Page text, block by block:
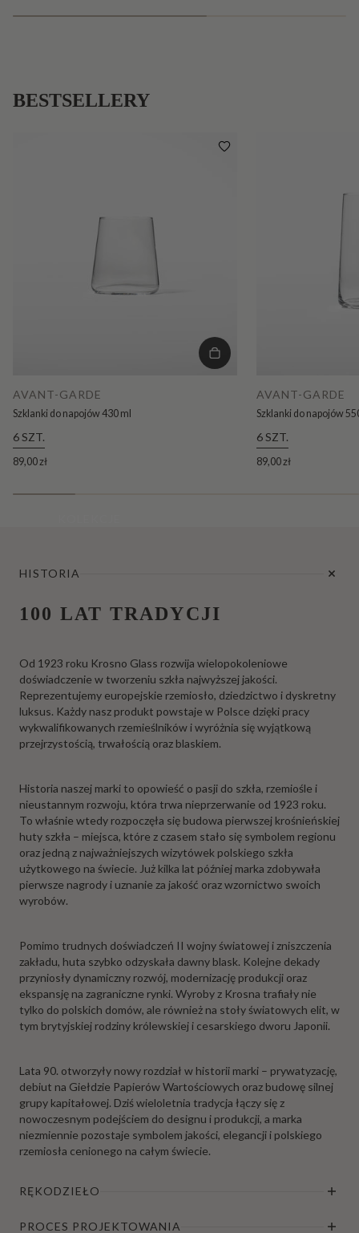
BESTSELLERY
AVANT-GARDE
Szklanki do napojów 430 ml
6 SZT.
89,00 zł
AVANT-GARDE
Szklanki do napojów
6 SZT.
89,00 zł
HISTORIA
100 LAT TRADYCJI
Od 1923 roku Krosno Glass rozwija wielopokoleniowe
doświadczenie w tworzeniu szkła najwyższej jakości.
Reprezentujemy europejskie rzemiosło, dziedzictwo i dyskretny
luksus. Każdy nasz produkt powstaje w Polsce dzięki pracy
wykwalifikowanych rzemieślników i wyróżnia się wyjątkową
przejrzystością, trwałością oraz blaskiem.
Historia naszej marki to opowieść o pasji do szkła, rzemiośle i
nieustannym rozwoju, która trwa nieprzerwanie od 1923 roku.
To właśnie wtedy rozpoczęła się budowa pierwszej krośnieńskiej
huty szkła – miejsca, które z czasem stało się symbolem regionu
oraz jedną z najważniejszych wizytówek polskiego szkła
użytkowego na świecie. Już kilka lat później marka zdobywała
pierwsze nagrody i uznanie za jakość oraz wzornictwo swoich
wyrobów.
Pomimo trudnych doświadczeń II wojny światowej i zniszczenia
zakładu, huta szybko odzyskała dawny blask. Kolejne dekady
przyniosły dynamiczny rozwój, modernizację produkcji oraz
ekspansję na zagraniczne rynki. Wyroby z Krosna trafiały nie
tylko do polskich domów, ale również na stoły światowych elit, w
tym brytyjskiej rodziny królewskiej i cesarskiego dworu Japonii.
Lata 90. otworzyły nowy rozdział w historii marki – prywatyzację,
debiut na Giełdzie Papierów Wartościowych oraz budowę silnej
grupy kapitałowej. Dziś wieloletnia tradycja łączy się z
nowoczesnym podejściem do designu i produkcji, a marka
niezmiennie pozostaje symbolem jakości, elegancji i polskiego
rzemiosła cenionego na całym świecie.
RĘKODZIEŁO
PROCES PROJEKTOWANIA